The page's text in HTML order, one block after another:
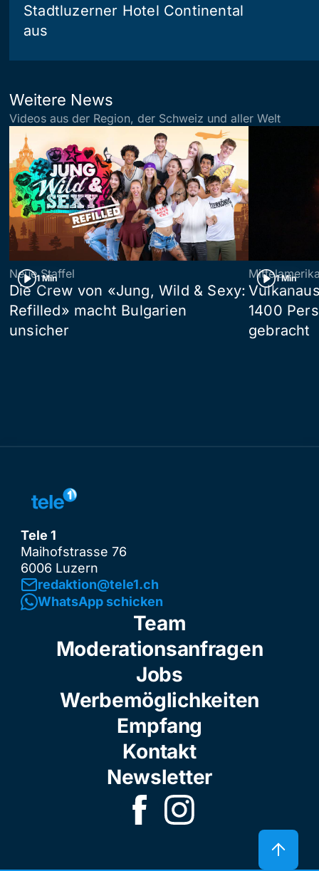
Stadtluzerner Hotel Continental
aus
Weitere News
Videos aus der Region, der Schweiz und aller Welt
1 Min
Neue Staffel
Die Crew von «Jung, Wild & Sexy:
Refilled» macht Bulgarien
unsicher
1 Min
1400
gebracht
Tele 1
Maihofstrasse 76
6006 Luzern
redaktion@tele1.ch
WhatsApp schicken
Team
Moderationsanfragen
Jobs
Werbemöglichkeiten
Empfang
Kontakt
Newsletter